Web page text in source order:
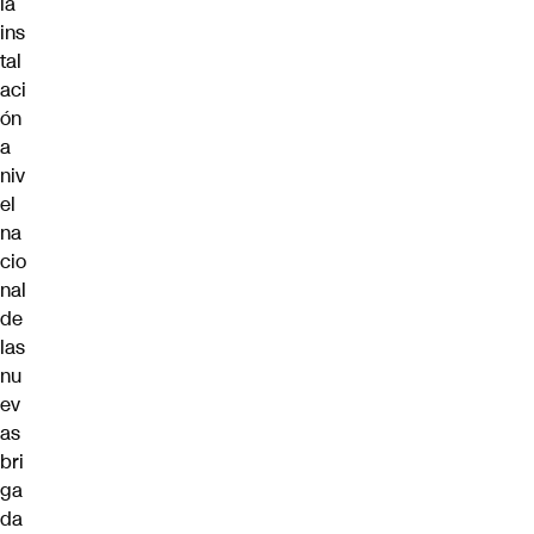
ins
tal
aci
ón
a
niv
el
na
cio
nal
de
las
nu
ev
as
bri
ga
da